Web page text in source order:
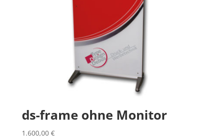
ds-frame ohne Monitor
1.600,00 €